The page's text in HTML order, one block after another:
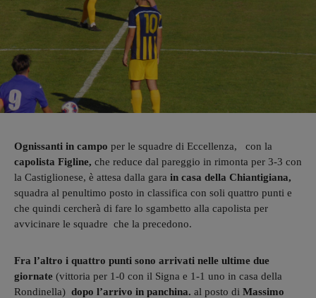
Ognissanti in campo per le squadre di Eccellenza, con la
capolista Figline, che reduce dal pareggio in rimonta per 3-3 con
la Castiglionese, è attesa dalla gara in casa della Chiantigiana,
squadra al penultimo posto in classifica con soli quattro punti e
che quindi cercherà di fare lo sgambetto alla capolista per
avvicinare le squadre che la precedono.
Fra l’altro i quattro punti sono arrivati nelle ultime due
giornate (vittoria per 1-0 con il Signa e 1-1 uno in casa della
Rondinella) dopo l’arrivo in panchina. al posto di Massimo